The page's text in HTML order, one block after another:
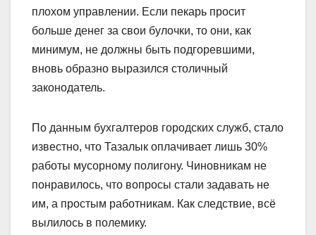
плохом управлении. Если пекарь просит
больше денег за свои булочки, то они, как
минимум, не должны быть подгоревшими,
вновь образно выразился столичный
законодатель.
По данным бухгалтеров городских служб, стало
известно, что Тазалык оплачивает лишь 30%
работы мусорному полигону. Чиновникам не
понравилось, что вопросы стали задавать не
им, а простым работникам. Как следствие, всё
вылилось в полемику.